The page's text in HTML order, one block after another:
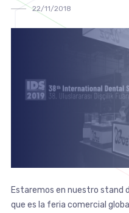
22/11/2018
Estaremos en nuestro stand
que es la feria comercial